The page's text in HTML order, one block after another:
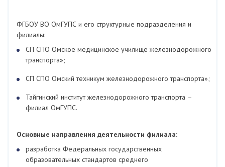
ФГБОУ ВО ОмГУПС и его структурные подразделения и
филиалы:
СП СПО Омское медицинское училище железнодорожного
транспорта»;
СП СПО Омский техникум железнодорожного транспорта»;
Тайгинский институт железнодорожного транспорта –
филиал ОмГУПС.
Основные направления деятельности филиала:
разработка Федеральных государственных
образовательных стандартов среднего